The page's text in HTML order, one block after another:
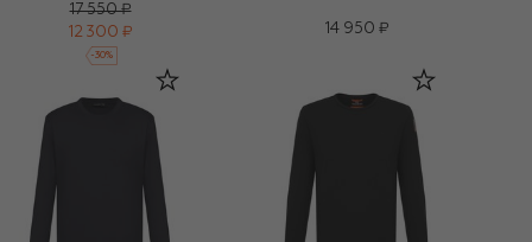
17 550 ₽
12 300 ₽
-30%
14 950 ₽